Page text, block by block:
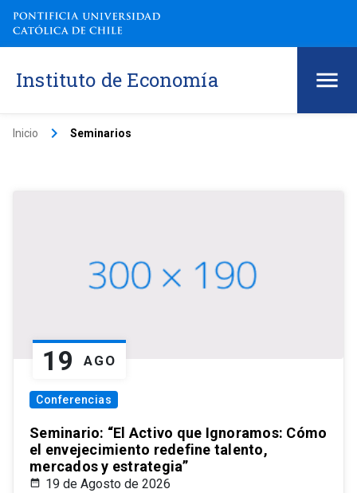
Instituto de Economía
Inicio keyboard_arrow_right Seminarios
19 AGO
Conferencias
Seminario: “El Activo que Ignoramos: Cómo
el envejecimiento redefine talento,
mercados y estrategia”
19 de Agosto de 2026